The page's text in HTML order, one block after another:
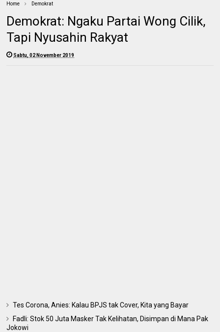
Home Demokrat
Demokrat: Ngaku Partai Wong Cilik,
Tapi Nyusahin Rakyat
Sabtu, 02 November 2019
Tes Corona, Anies: Kalau BPJS tak Cover, Kita yang Bayar
Fadli: Stok 50 Juta Masker Tak Kelihatan, Disimpan di Mana Pak
Jokowi